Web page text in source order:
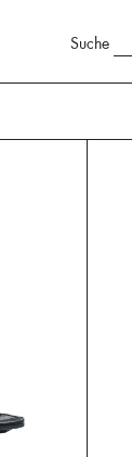
Suche